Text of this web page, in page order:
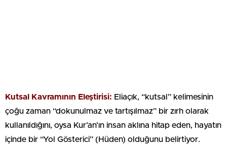
Kutsal Kavramının Eleştirisi: Eliaçık, “kutsal” kelimesinin
çoğu zaman “dokunulmaz ve tartışılmaz” bir zırh olarak
kullanıldığını, oysa Kur’an’ın insan aklına hitap eden, hayatın
içinde bir “Yol Gösterici” (Hüden) olduğunu belirtiyor.